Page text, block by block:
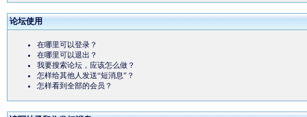
论坛使用
在哪里可以登录？
在哪里可以退出？
我要搜索论坛，应该怎么做？
怎样给其他人发送“短消息”？
怎样看到全部的会员？